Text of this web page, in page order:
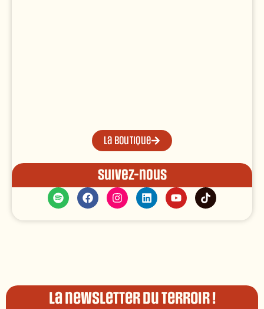
La boutique
Suivez-nous
La newsletter du terroir !